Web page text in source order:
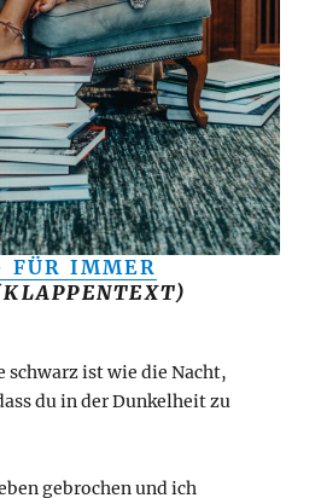
FÜR IMMER
schwarz ist wie die Nacht,
du in der Dunkelheit zu
gebrochen und ich